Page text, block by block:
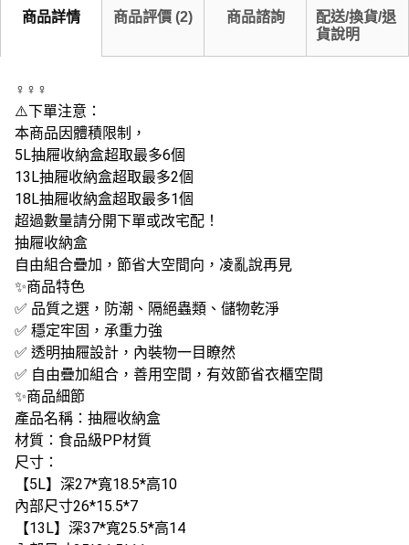
商品詳情 商品評價 (2) 商品諮詢
配送/換貨/退
貨說明
‍♀️‍♀️‍♀️
⚠️下單注意：
本商品因體積限制，
5L抽屜收納盒超取最多6個
13L抽屜收納盒超取最多2個
18L抽屜收納盒超取最多1個
超過數量請分開下單或改宅配！
抽屜收納盒
自由組合疊加，節省大空間向，凌亂說再見
✨商品特色
✅ 品質之選，防潮、隔絕蟲類、儲物乾淨
✅ 穩定牢固，承重力強
✅ 透明抽屜設計，內裝物一目瞭然
✅ 自由疊加組合，善用空間，有效節省衣櫃空間
✨商品細節
產品名稱：抽屜收納盒
材質：食品級PP材質
尺寸：
【5L】深27*寬18.5*高10
內部尺寸26*15.5*7
【13L】深37*寬25.5*高14